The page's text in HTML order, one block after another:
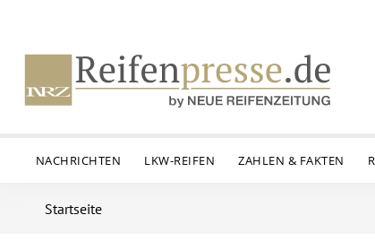
NACHRICHTEN LKW-REIFEN ZAHLEN & FAKTEN
Startseite